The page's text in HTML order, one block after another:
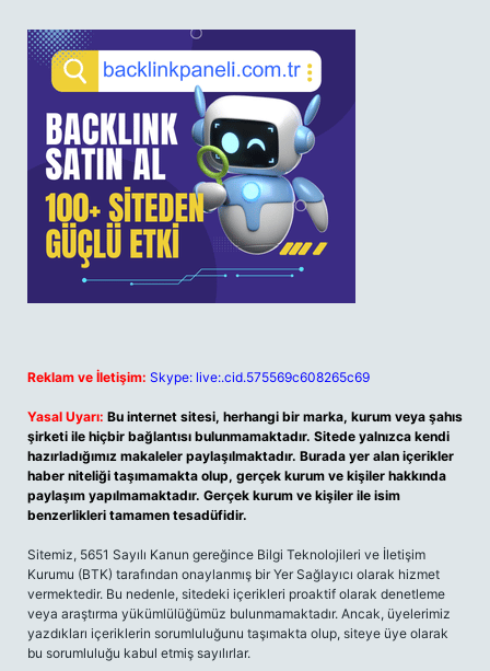
Reklam ve İletişim: Skype: live:.cid.575569c608265c69
Yasal Uyarı: Bu internet sitesi, herhangi bir marka, kurum veya şahıs
şirketi ile hiçbir bağlantısı bulunmamaktadır. Sitede yalnızca kendi
hazırladığımız makaleler paylaşılmaktadır. Burada yer alan içerikler
haber niteliği taşımamakta olup, gerçek kurum ve kişiler hakkında
paylaşım yapılmamaktadır. Gerçek kurum ve kişiler ile isim
benzerlikleri tamamen tesadüfidir.
Sitemiz, 5651 Sayılı Kanun gereğince Bilgi Teknolojileri ve İletişim
Kurumu (BTK) tarafından onaylanmış bir Yer Sağlayıcı olarak hizmet
vermektedir. Bu nedenle, sitedeki içerikleri proaktif olarak denetleme
veya araştırma yükümlülüğümüz bulunmamaktadır. Ancak, üyelerimiz
yazdıkları içeriklerin sorumluluğunu taşımakta olup, siteye üye olarak
bu sorumluluğu kabul etmiş sayılırlar.